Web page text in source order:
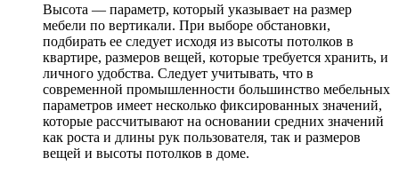
Высота — параметр, который указывает на размер
мебели по вертикали. При выборе обстановки,
подбирать ее следует исходя из высоты потолков в
квартире, размеров вещей, которые требуется хранить, и
личного удобства. Следует учитывать, что в
современной промышленности большинство мебельных
параметров имеет несколько фиксированных значений,
которые рассчитывают на основании средних значений
как роста и длины рук пользователя, так и размеров
вещей и высоты потолков в доме.